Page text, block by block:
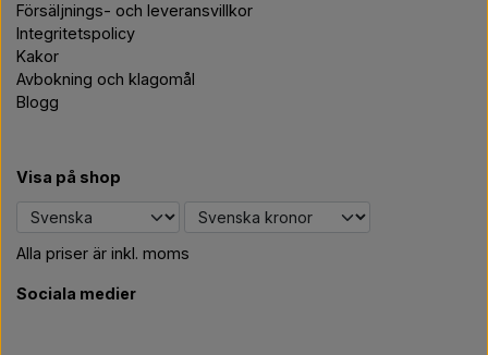
Försäljnings- och leveransvillkor
Integritetspolicy
Kakor
Avbokning och klagomål
Blogg
Visa på shop
Alla priser är inkl. moms
Sociala medier